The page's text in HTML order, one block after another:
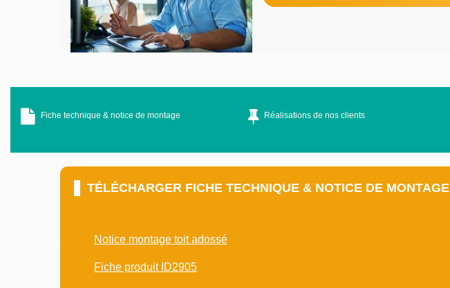
Fiche technique & notice de montage Réalisations de nos clients
TÉLÉCHARGER FICHE TECHNIQUE & NOTICE DE MONTAGE
Notice montage toit adossé
Fiche produit ID2905